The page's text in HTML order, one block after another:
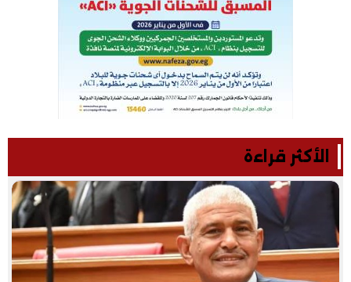
الأكثر قراءة